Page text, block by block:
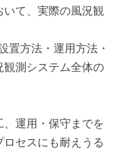
て、実際の風況観
置方法・運用方法・
測システム全体の
運用・保守までを
セスにも耐えうる